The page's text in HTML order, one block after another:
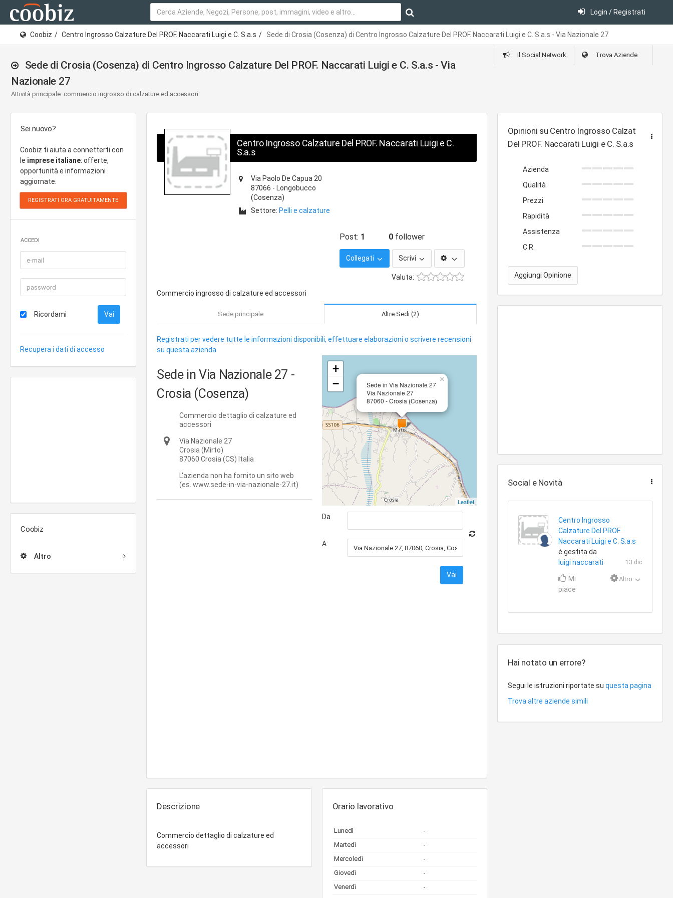
Login / Registrati
Coobiz Centro Ingrosso Calzature Del PROF. Naccarati Luigi e C. S.a.s Sede di Crosia (Cosenza) di Centro Ingrosso Calzature Del PROF. Naccarati Luigi e C. S.a.s - Via Nazionale 27
Il Social Network Trova Aziende
Sede di Crosia (Cosenza) di Centro Ingrosso Calzature Del PROF. Naccarati Luigi e C. S.a.s - Via
Nazionale 27
Attività principale: commercio ingrosso di calzature ed accessori
Sei nuovo?
Coobiz ti aiuta a connetterti con
le imprese italiane: offerte,
opportunità e informazioni
aggiornate.
ACCEDI
Ricordami
Recupera i dati di accesso
Coobiz
Altro
Centro Ingrosso Calzature Del PROF. Naccarati Luigi e C.
S.a.s
Via Paolo De Capua 20
87066 - Longobucco
(Cosenza)
Settore: Pelli e calzature
Post: 1 0 follower
Collegati Scrivi
Valuta:
Commercio ingrosso di calzature ed accessori
Sede principale Altre Sedi (2)
Registrati per vedere tutte le informazioni disponibili, effettuare elaborazioni o scrivere recensioni
su questa azienda
Sede in Via Nazionale 27 -
Crosia (Cosenza)
Commercio dettaglio di calzature ed
accessori
Via Nazionale 27
Crosia (Mirto)
87060 Crosia (CS) Italia
L'azienda non ha fornito un sito web
(es. www.sede-in-via-nazionale-27.it)
Sede in Via Nazionale 27
Via Nazionale 27
87060 - Crosia (Cosenza)
×
+
−
Leaflet
Da
A
Descrizione
Commercio dettaglio di calzature ed
accessori
Orario lavorativo
Lunedì -
Martedì -
Mercoledì -
Giovedì -
Venerdì -
Opinioni su Centro Ingrosso Calzature
Del PROF. Naccarati Luigi e C. S.a.s
Azienda
Qualità
Prezzi
Rapidità
Assistenza
C.R.
Aggiungi Opinione
Social e Novità
Centro Ingrosso
Calzature Del PROF.
Naccarati Luigi e C. S.a.s
è gestita da
luigi naccarati
13 dic
Mi
piace
Altro
Hai notato un errore?
Segui le istruzioni riportate suquesta pagina
Trova altre aziende simili